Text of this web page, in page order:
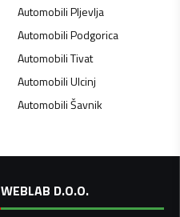
AutomobiliPljevlja
AutomobiliPodgorica
AutomobiliTivat
AutomobiliUlcinj
AutomobiliŠavnik
WEBLAB D.O.O.